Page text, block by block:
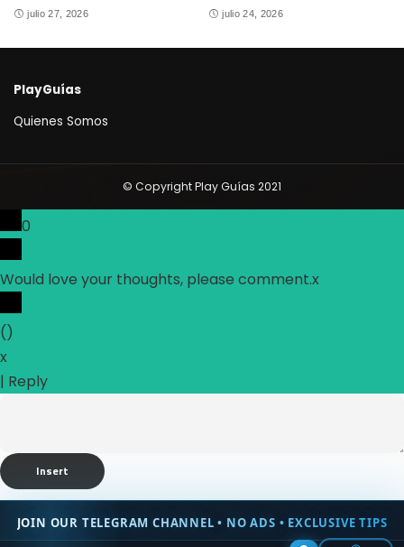
JOIN OUR TELEGRAM CHANNEL • NO ADS • EXCLUSIVE TIPS
julio 27, 2026 julio 24, 2026
PlayGuías
Quienes Somos
© Copyright Play Guías 2021
0
Would love your thoughts, please comment.x
()
x
| Reply
Insert